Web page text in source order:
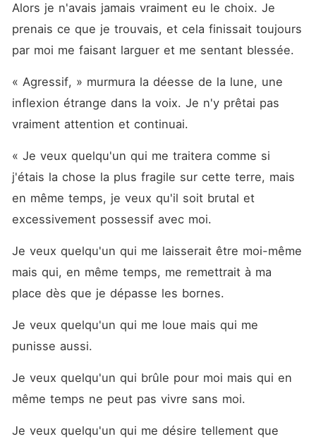
Alors je n'avais jamais vraiment eu le choix. Je
prenais ce que je trouvais, et cela finissait toujours
par moi me faisant larguer et me sentant blessée.
« Agressif, » murmura la déesse de la lune, une
inflexion étrange dans la voix. Je n'y prêtai pas
vraiment attention et continuai.
« Je veux quelqu'un qui me traitera comme si
j'étais la chose la plus fragile sur cette terre, mais
en même temps, je veux qu'il soit brutal et
excessivement possessif avec moi.
Je veux quelqu'un qui me laisserait être moi-même
mais qui, en même temps, me remettrait à ma
place dès que je dépasse les bornes.
Je veux quelqu'un qui me loue mais qui me
punisse aussi.
Je veux quelqu'un qui brûle pour moi mais qui en
même temps ne peut pas vivre sans moi.
Je veux quelqu'un qui me désire tellement que